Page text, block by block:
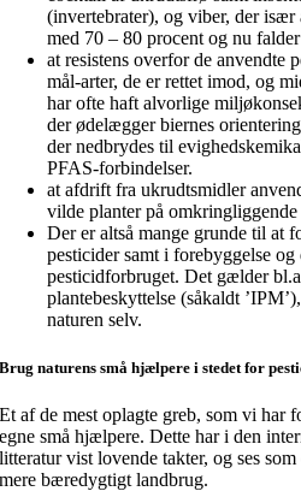
(invertebrater), og viber, der
med 70 – 80 procent og nu
at resistens overfor de anvendte
mål-arter, de er rettet imod, og
har ofte haft alvorlige
der ødelægger biernes
der nedbrydes til
PFAS-forbindelser.
at afdrift fra ukrudtsmidler
vilde planter på omkringliggende
Der er altså mange grunde til at
pesticider samt i forebyggelse
pesticidforbruget. Det gælder
plantebeskyttelse (såkaldt
naturen selv.
Brug naturens små hjælpere i stedet for
Et af de mest oplagte greb, som vi har
egne små hjælpere. Dette har i den
litteratur vist lovende takter, og ses
mere bæredygtigt landbrug.